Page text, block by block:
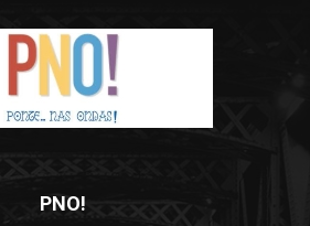
PNO!